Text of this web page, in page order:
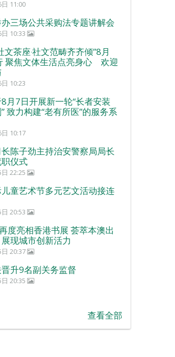
11:00
三场公共采购法专题讲解会
10:33
文茶座‧社文范畴齐齐倾”8月
聚焦文体生活点亮身心 欢迎
10:23
月7日开展新一轮“长者安装
致力构建“老有所医”的服务系
10:17
陈子劲主持治安警察局局长
仪式
22:25
童艺术节多元艺文活动接连
20:53
度亮相香港书展 荟萃本澳出
现城市创新活力
20:37
升9名副关务监督
20:35
查看全部